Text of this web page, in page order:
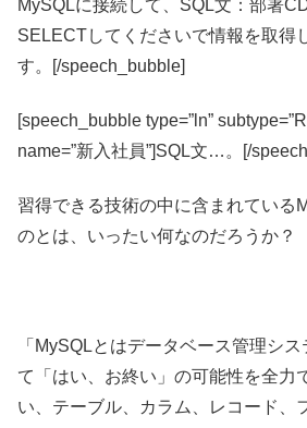
MySQLに接続して、SQL文：部署
SELECTしてくださいで情報を取得
す。[/speech_bubble]
[speech_bubble type=”ln”
name=”新入社員”]SQL文…。[/
習得できる技術の中に含まれている
のとは、いったい何なのだろうか？
「MySQLとはデータベース管理シ
て「はい、お終い」の可能性を全力
い、テーブル、カラム、レコード、